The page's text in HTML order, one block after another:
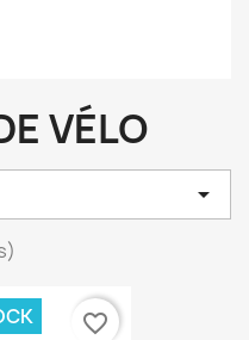
VÉLO

favorite_border